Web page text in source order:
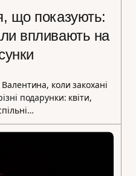
що показують:
впливають на
коли закохані
подарунки: квіти,